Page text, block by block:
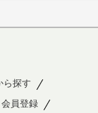
ら探す
会員登録